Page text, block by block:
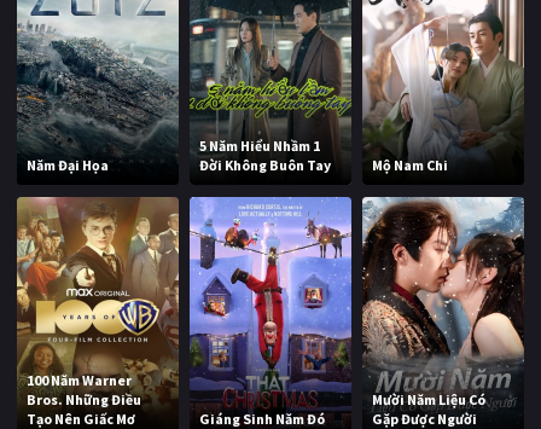
Năm Đại Họa
5 Năm Hiểu Nhầm 1
Đời Không Buôn Tay
Mộ Nam Chi
100 Năm Warner
Bros. Những Điều
Tạo Nên Giấc Mơ
Giáng Sinh Năm Đó
Mười Năm Liệu Có
Gặp Được Người